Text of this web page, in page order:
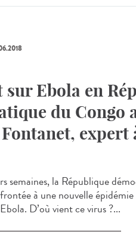
sur Ebola en
du Congo
expert
semaines, la République
à une nouvelle
D’où vient ce virus ?...